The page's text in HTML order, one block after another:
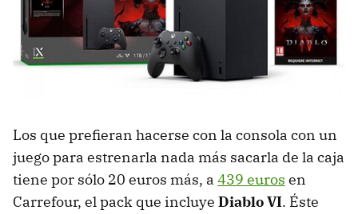
Los que prefieran hacerse con la consola con un
juego para estrenarla nada más sacarla de la caja
tiene por sólo 20 euros más, a 439 euros en
Carrefour, el pack que incluye Diablo VI. Éste